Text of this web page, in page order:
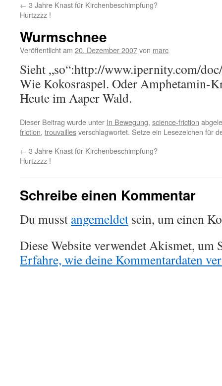
← 3 Jahre Knast für Kirchenbeschimpfung?
Hurtzzzz !
Wurmschnee
Veröffentlicht am 20. Dezember 2007von marc
Sieht „so“:http://www.ipernity.com/
Wie Kokosraspel. Oder Amphetamin-
Heute im Aaper Wald.
Dieser Beitrag wurde unter In Bewegung, science-friction
friction, trouvaillesverschlagwortet. Setze ein Lesezeichen für
← 3 Jahre Knast für Kirchenbeschimpfung?
Hurtzzzz !
Schreibe einen Kommentar
Du musst angemeldet sein, um einen
Diese Website verwendet Akismet, um
Erfahre, wie deine Kommentardaten